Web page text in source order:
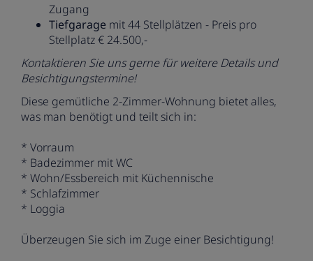
Zugang
Tiefgarage mit 44 Stellplätzen - Preis pro
Stellplatz € 24.500,-
Kontaktieren Sie uns gerne für weitere Details und
Besichtigungstermine!
Diese gemütliche 2-Zimmer-Wohnung bietet alles,
was man benötigt und teilt sich in:
* Vorraum
* Badezimmer mit WC
* Wohn/Essbereich mit Küchennische
* Schlafzimmer
* Loggia
Überzeugen Sie sich im Zuge einer Besichtigung!